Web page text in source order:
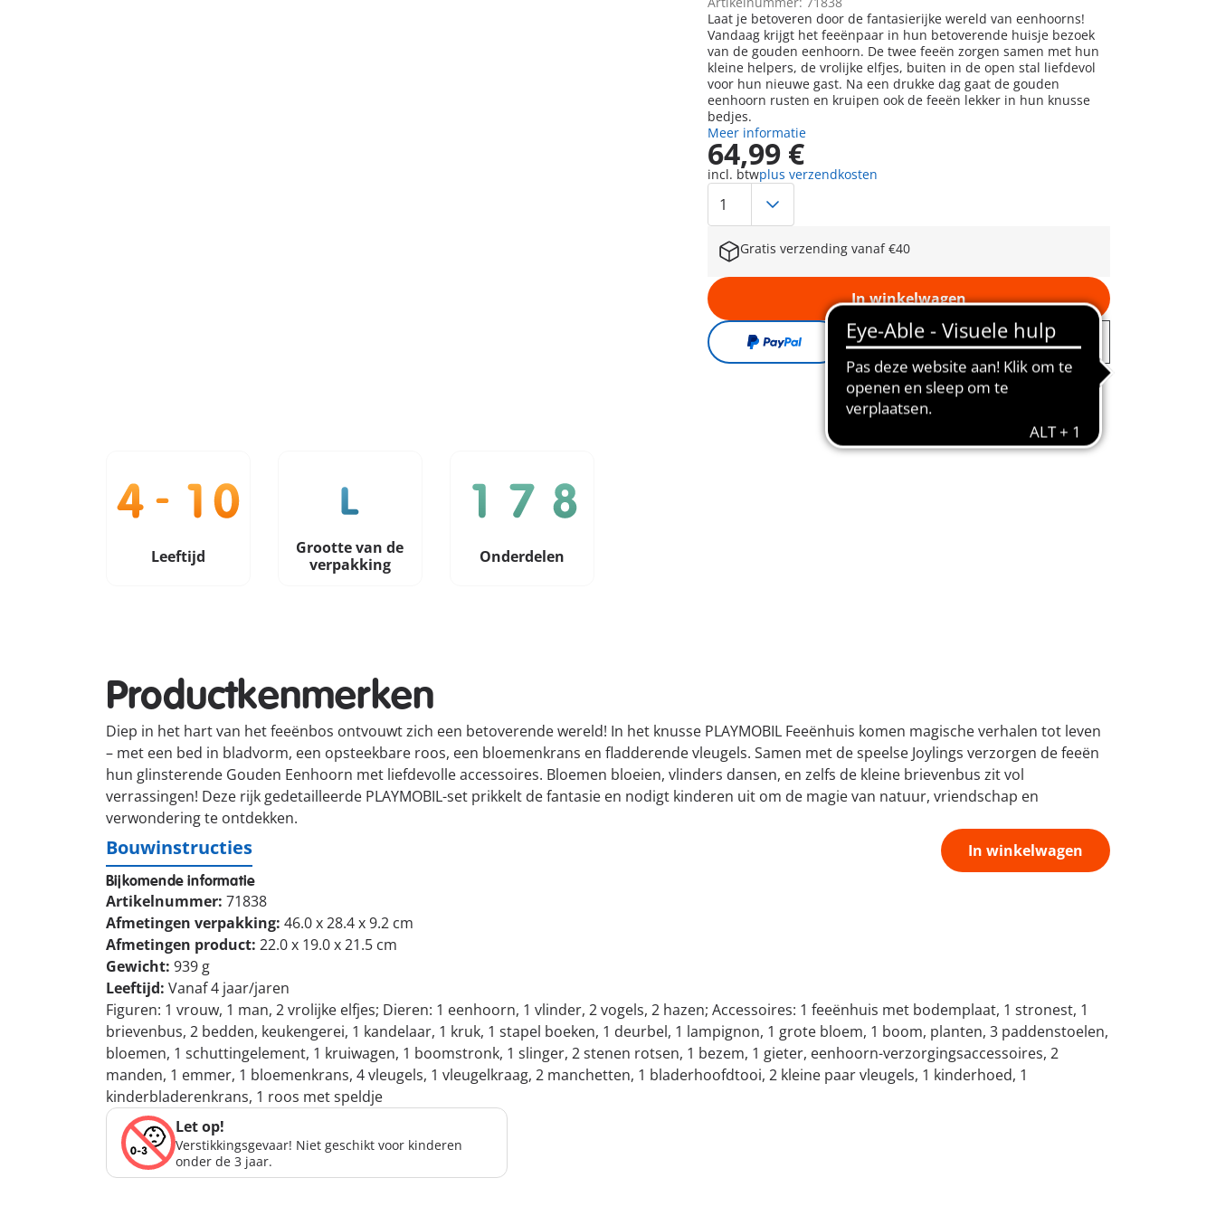
Laat je betoveren door de fantasierijke wereld van eenhoorns!
Vandaag krijgt het feeënpaar in hun betoverende huisje bezoek
van de gouden eenhoorn. De twee feeën zorgen samen met hun
kleine helpers, de vrolijke elfjes, buiten in de open stal liefdevol
voor hun nieuwe gast. Na een drukke dag gaat de gouden
eenhoorn rusten en kruipen ook de feeën lekker in hun knusse
bedjes.
Meer informatie
64,99 €
incl. btwplus verzendkosten
Gratis verzending vanaf €40
In winkelwagen
Leeftijd
Grootte van de
verpakking
Onderdelen
Productkenmerken
Diep in het hart van het feeënbos ontvouwt zich een betoverende wereld! In het knusse PLAYMOBIL Feeënhuis komen magische verhalen tot leven
– met een bed in bladvorm, een opsteekbare roos, een bloemenkrans en fladderende vleugels. Samen met de speelse Joylings verzorgen de feeën
hun glinsterende Gouden Eenhoorn met liefdevolle accessoires. Bloemen bloeien, vlinders dansen, en zelfs de kleine brievenbus zit vol
verrassingen! Deze rijk gedetailleerde PLAYMOBIL-set prikkelt de fantasie en nodigt kinderen uit om de magie van natuur, vriendschap en
verwondering te ontdekken.
In winkelwagen
Bouwinstructies
Bijkomende informatie
Artikelnummer: 71838
Afmetingen verpakking: 46.0 x 28.4 x 9.2 cm
Afmetingen product: 22.0 x 19.0 x 21.5 cm
Gewicht: 939 g
Leeftijd: Vanaf 4 jaar/jaren
Figuren: 1 vrouw, 1 man, 2 vrolijke elfjes; Dieren: 1 eenhoorn, 1 vlinder, 2 vogels, 2 hazen; Accessoires: 1 feeënhuis met bodemplaat, 1 stronest, 1
brievenbus, 2 bedden, keukengerei, 1 kandelaar, 1 kruk, 1 stapel boeken, 1 deurbel, 1 lampignon, 1 grote bloem, 1 boom, planten, 3 paddenstoelen,
bloemen, 1 schuttingelement, 1 kruiwagen, 1 boomstronk, 1 slinger, 2 stenen rotsen, 1 bezem, 1 gieter, eenhoorn-verzorgingsaccessoires, 2
manden, 1 emmer, 1 bloemenkrans, 4 vleugels, 1 vleugelkraag, 2 manchetten, 1 bladerhoofdtooi, 2 kleine paar vleugels, 1 kinderhoed, 1
kinderbladerenkrans, 1 roos met speldje
Let op!
Verstikkingsgevaar! Niet geschikt voor kinderen
onder de 3 jaar.